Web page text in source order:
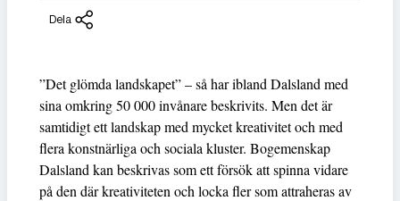
Dela
”Det glömda landskapet” – så har ibland Dalsland med
sina omkring 50 000 invånare beskrivits. Men det är
samtidigt ett landskap med mycket kreativitet och med
flera konstnärliga och sociala kluster. Bogemenskap
Dalsland kan beskrivas som ett försök att spinna vidare
på den där kreativiteten och locka fler som attraheras av